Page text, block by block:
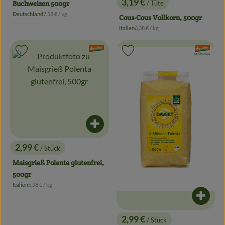
Buchweizen 500gr
, Herkunft:
Deutschland, Referenzpreis:
7,58 €/ kg
, Preis:
3,19 €/ Tüte
Cous-Cous Vollkorn, 500gr
, Herkunft:
Italien, Referenzpreis:
6,38 €/ kg
, Preis:
2,99 €/ Stück
Maisgrieß Polenta glutenfrei,
500gr
, Herkunft:
Italien, Referenzpreis:
5,98 €/ kg
Produkt zum Warenkorb hinzufügen
, Verband:
Produkt zu Favouriten hinzufügen
2,99 €/ Stück
, Verband:
, Kontrollstelle:
DE-ÖKO-001
Produkt zu Favouriten hinzufügen